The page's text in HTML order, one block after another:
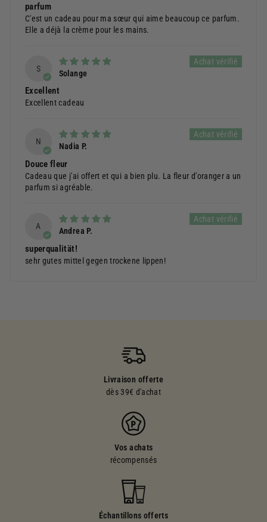
parfum
C'est un cadeau pour ma sœur qui aime beaucoup ce parfum.
Elle a déjà la crème pour les mains.
S
Solange
Excellent
Excellent cadeau
N
Nadia P.
Douce fleur
Cadeau que j'ai offert et qui a bien plu. La fleur d'oranger a un
parfum si agréable.
A
Andrea P.
superqualität!
sehr gutes mittel gegen trockene lippen!
Livraison offerte
dès 39€ d'achat
Vos achats
récompensés
Échantillons offerts